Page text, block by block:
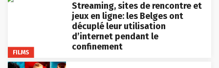
FILMS
Streaming, sites de rencontre et
jeux en ligne: les Belges ont
décuplé leur utilisation
d’internet pendant le
confinement